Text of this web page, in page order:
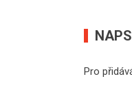
Pro